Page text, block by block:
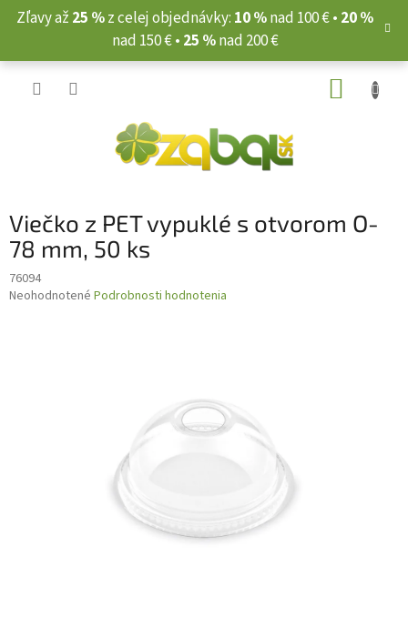
Prejsť
Zľavy až 25 %z celej objednávky: 10 %nad 100 € • 20 %
nad 150 € • 25 %nad 200 €
Viečko z PET vypuklé s otvorom O-
78 mm, 50 ks
76094
Priemerné
Neohodnotené Podrobnosti hodnotenia